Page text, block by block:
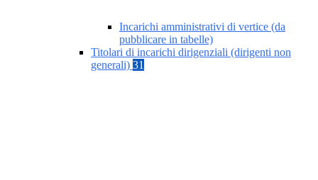
Incarichi amministrativi di vertice (da
pubblicare in tabelle)
Titolari di incarichi dirigenziali (dirigenti non
generali) 31